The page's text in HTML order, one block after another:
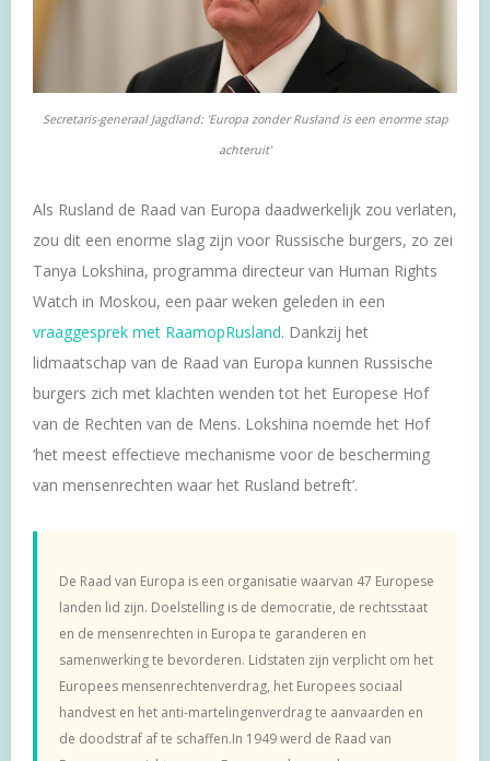
Secretaris-generaal Jagdland: 'Europa zonder Rusland is een enorme stap
achteruit'
Als Rusland de Raad van Europa daadwerkelijk zou verlaten,
zou dit een enorme slag zijn voor Russische burgers, zo zei
Tanya Lokshina, programma directeur van Human Rights
Watch in Moskou, een paar weken geleden in een
vraaggesprek met RaamopRusland. Dankzij het
lidmaatschap van de Raad van Europa kunnen Russische
burgers zich met klachten wenden tot het Europese Hof
van de Rechten van de Mens. Lokshina noemde het Hof
‘het meest effectieve mechanisme voor de bescherming
van mensenrechten waar het Rusland betreft’.
De Raad van Europa is een organisatie waarvan 47 Europese
landen lid zijn. Doelstelling is de democratie, de rechtsstaat
en de mensenrechten in Europa te garanderen en
samenwerking te bevorderen. Lidstaten zijn verplicht om het
Europees mensenrechtenverdrag, het Europees sociaal
handvest en het anti-martelingenverdrag te aanvaarden en
de doodstraf af te schaffen.In 1949 werd de Raad van